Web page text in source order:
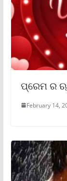
ପ୍ରେମ ର
February 14,